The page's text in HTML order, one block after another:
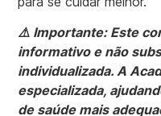
⚠️ Importante: Este
informativo e não
individualizada. A
especializada,
de saúde mais